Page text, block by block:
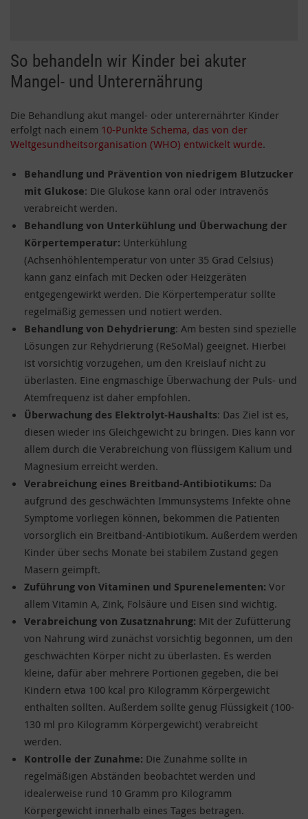
So behandeln wir Kinder bei akuter
Mangel- und Unterernährung
Die Behandlung akut mangel- oder unterernährter Kinder
erfolgt nach einem 10-Punkte Schema, das von der
Weltgesundheitsorganisation (WHO) entwickelt wurde.
Behandlung und Prävention von niedrigem Blutzucker
mit Glukose: Die Glukose kann oral oder intravenös
verabreicht werden.
Behandlung von Unterkühlung und Überwachung der
Körpertemperatur: Unterkühlung
(Achsenhöhlentemperatur von unter 35 Grad Celsius)
kann ganz einfach mit Decken oder Heizgeräten
entgegengewirkt werden. Die Körpertemperatur sollte
regelmäßig gemessen und notiert werden.
Behandlung von Dehydrierung: Am besten sind spezielle
Lösungen zur Rehydrierung (ReSoMal) geeignet. Hierbei
ist vorsichtig vorzugehen, um den Kreislauf nicht zu
überlasten. Eine engmaschige Überwachung der Puls- und
Atemfrequenz ist daher empfohlen.
Überwachung des Elektrolyt-Haushalts: Das Ziel ist es,
diesen wieder ins Gleichgewicht zu bringen. Dies kann vor
allem durch die Verabreichung von flüssigem Kalium und
Magnesium erreicht werden.
Verabreichung eines Breitband-Antibiotikums: Da
aufgrund des geschwächten Immunsystems Infekte ohne
Symptome vorliegen können, bekommen die Patienten
vorsorglich ein Breitband-Antibiotikum. Außerdem werden
Kinder über sechs Monate bei stabilem Zustand gegen
Masern geimpft.
Zuführung von Vitaminen und Spurenelementen: Vor
allem Vitamin A, Zink, Folsäure und Eisen sind wichtig.
Verabreichung von Zusatznahrung: Mit der Zufütterung
von Nahrung wird zunächst vorsichtig begonnen, um den
geschwächten Körper nicht zu überlasten. Es werden
kleine, dafür aber mehrere Portionen gegeben, die bei
Kindern etwa 100 kcal pro Kilogramm Körpergewicht
enthalten sollten. Außerdem sollte genug Flüssigkeit (100-
130 ml pro Kilogramm Körpergewicht) verabreicht
werden.
Kontrolle der Zunahme: Die Zunahme sollte in
regelmäßigen Abständen beobachtet werden und
idealerweise rund 10 Gramm pro Kilogramm
Körpergewicht innerhalb eines Tages betragen.